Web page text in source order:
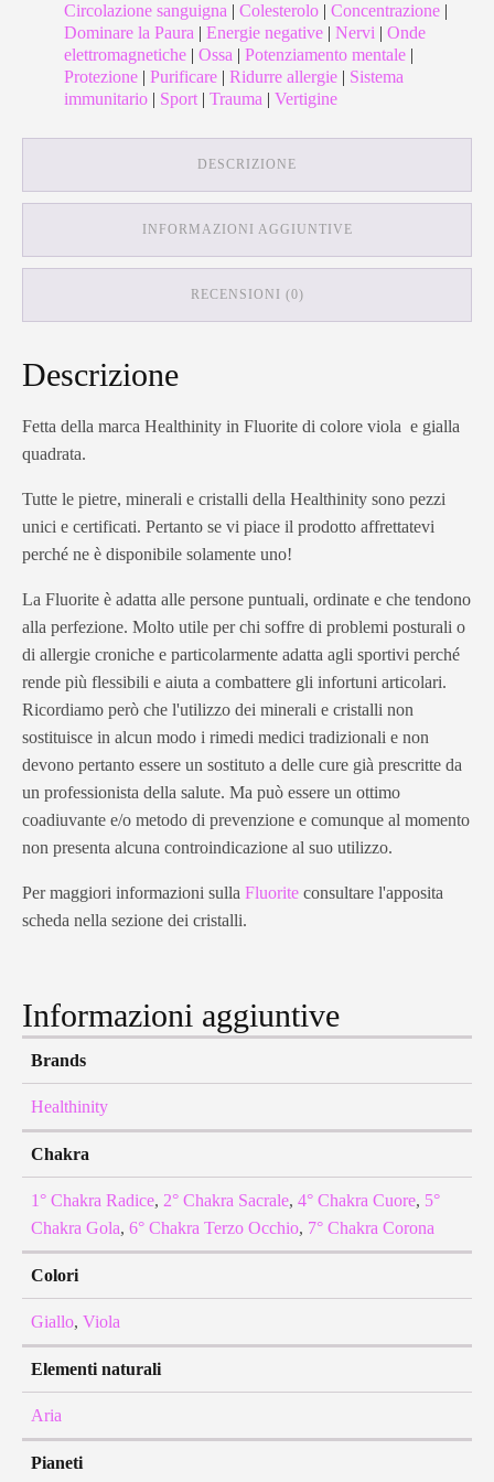
Circolazione sanguigna
Colesterolo Concentrazione
Dominare la Paura
Energie negative Nervi
Onde
elettromagnetiche
Ossa Potenziamento mentale
Protezione
Purificare Ridurre allergie
Sistema
immunitario
Sport| Trauma Vertigine
DESCRIZIONE
INFORMAZIONI AGGIUNTIVE
RECENSIONI (0)
Descrizione
Fetta della marca Healthinity in Fluorite di colore viola e gialla
quadrata.
Tutte le pietre, minerali e cristalli della Healthinity sono pezzi
unici e certificati. Pertanto se vi piace il prodotto affrettatevi
perché ne è disponibile solamente uno!
La Fluorite è adatta alle persone puntuali, ordinate e che tendono
alla perfezione. Molto utile per chi soffre di problemi posturali o
di allergie croniche e particolarmente adatta agli sportivi perché
rende più flessibili e aiuta a combattere gli infortuni articolari.
Ricordiamo però che l'utilizzo dei minerali e cristalli non
sostituisce in alcun modo i rimedi medici tradizionali e non
devono pertanto essere un sostituto a delle cure già prescritte da
un professionista della salute. Ma può essere un ottimo
coadiuvante e/o metodo di prevenzione e comunque al momento
non presenta alcuna controindicazione al suo utilizzo.
Per maggiori informazioni sulla Fluorite consultare l'apposita
scheda nella sezione dei cristalli.
Informazioni aggiuntive
Brands
Healthinity
Chakra
1° Chakra Radice, 2° Chakra Sacrale, 4° Chakra Cuore, 5°
Chakra Gola, 6° Chakra Terzo Occhio, 7° Chakra Corona
Colori
Giallo, Viola
Elementi naturali
Aria
Pianeti